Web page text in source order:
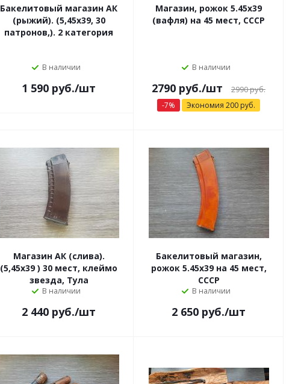
Бакелитовый магазин АК
(рыжий). (5,45х39, 30
патронов,). 2 категория
В наличии
1 590 руб./шт
Магазин, рожок 5.45х39
(вафля) на 45 мест, СССР
В наличии
2790 руб./шт 2990 руб.
-7% Экономия 200 руб.
Магазин АК (слива).
(5,45х39 ) 30 мест, клеймо
звезда, Тула
В наличии
2 440 руб./шт
Бакелитовый магазин,
рожок 5.45х39 на 45 мест,
СССР
В наличии
2 650 руб./шт